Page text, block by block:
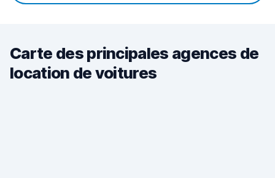
Carte des principales agences de
location de voitures